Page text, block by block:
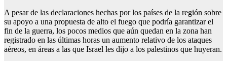
A pesar de las declaraciones hechas por los países de la región sobre
su apoyo a una propuesta de alto el fuego que podría garantizar el
fin de la guerra, los pocos medios que aún quedan en la zona han
registrado en las últimas horas un aumento relativo de los ataques
aéreos, en áreas a las que Israel les dijo a los palestinos que huyeran.